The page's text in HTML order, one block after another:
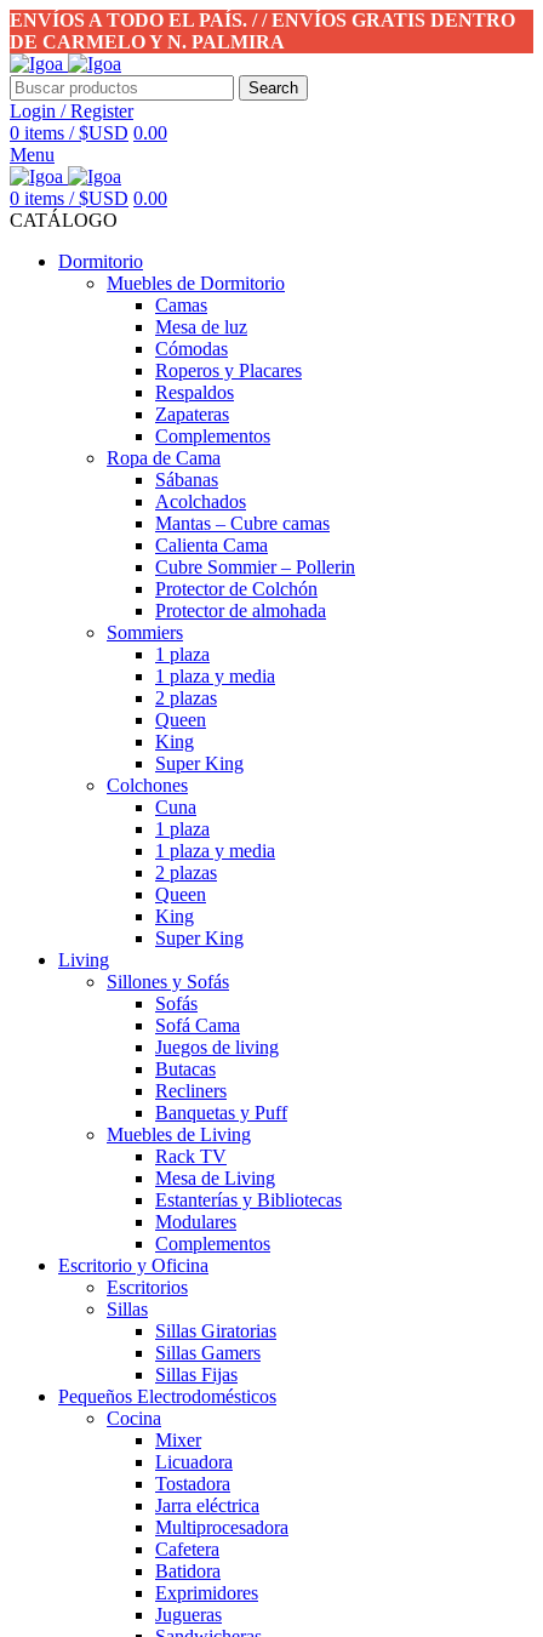
ENVÍOS A TODO EL PAÍS. / / ENVÍOS GRATIS DENTRO
DE CARMELO Y N. PALMIRA
Search
Login / Register
0 items / $USD 0.00
Menu
0 items / $USD 0.00
CATÁLOGO
Dormitorio
Muebles de Dormitorio
Camas
Mesa de luz
Cómodas
Roperos y Placares
Respaldos
Zapateras
Complementos
Ropa de Cama
Sábanas
Acolchados
Mantas – Cubre camas
Calienta Cama
Cubre Sommier – Pollerin
Protector de Colchón
Protector de almohada
Sommiers
1 plaza
1 plaza y media
2 plazas
Queen
King
Super King
Colchones
Cuna
1 plaza
1 plaza y media
2 plazas
Queen
King
Super King
Living
Sillones y Sofás
Sofás
Sofá Cama
Juegos de living
Butacas
Recliners
Banquetas y Puff
Muebles de Living
Rack TV
Mesa de Living
Estanterías y Bibliotecas
Modulares
Complementos
Escritorio y Oficina
Escritorios
Sillas
Sillas Giratorias
Sillas Gamers
Sillas Fijas
Pequeños Electrodomésticos
Cocina
Mixer
Licuadora
Tostadora
Jarra eléctrica
Multiprocesadora
Cafetera
Batidora
Exprimidores
Jugueras